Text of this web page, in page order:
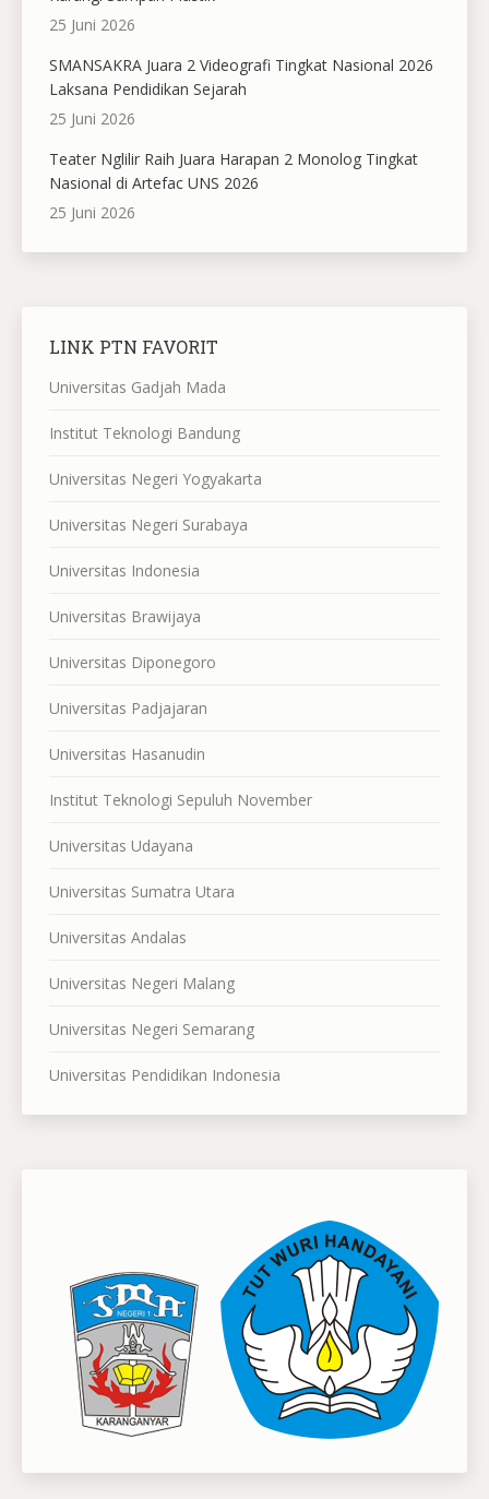
25 Juni 2026
SMANSAKRA Juara 2 Videografi Tingkat Nasional 2026
Laksana Pendidikan Sejarah
25 Juni 2026
Teater Nglilir Raih Juara Harapan 2 Monolog Tingkat
Nasional di Artefac UNS 2026
25 Juni 2026
LINK PTN FAVORIT
Universitas Gadjah Mada
Institut Teknologi Bandung
Universitas Negeri Yogyakarta
Universitas Negeri Surabaya
Universitas Indonesia
Universitas Brawijaya
Universitas Diponegoro
Universitas Padjajaran
Universitas Hasanudin
Institut Teknologi Sepuluh November
Universitas Udayana
Universitas Sumatra Utara
Universitas Andalas
Universitas Negeri Malang
Universitas Negeri Semarang
Universitas Pendidikan Indonesia